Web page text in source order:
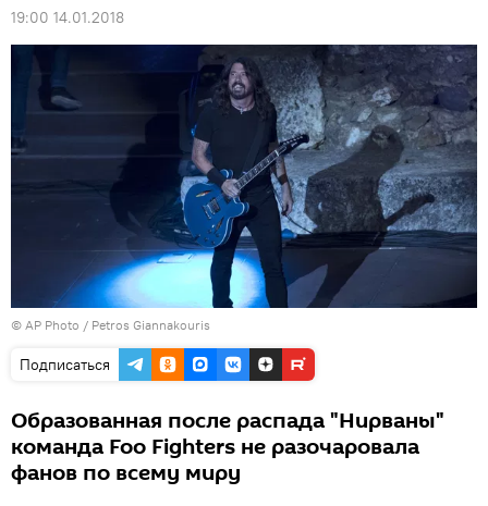
19:00 14.01.2018
© AP Photo / Petros Giannakouris
Подписаться
Образованная после распада "Нирваны"
команда Foo Fighters не разочаровала
фанов по всему миру